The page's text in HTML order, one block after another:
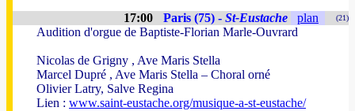
17:00 Paris (75) - St-Eustache plan (21)
Audition d'orgue de Baptiste-Florian Marle-Ouvrard
Nicolas de Grigny , Ave Maris Stella
Marcel Dupré , Ave Maris Stella – Choral orné
Olivier Latry, Salve Regina
Lien : www.saint-eustache.org/musique-a-st-eustache/